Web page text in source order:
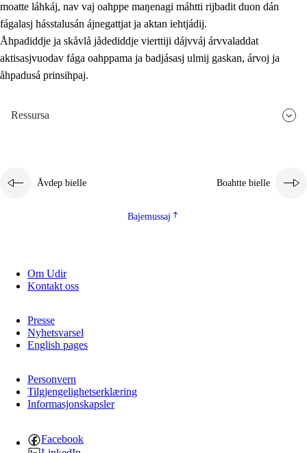
moatte láhkáj, nav vaj oahppe maŋenagi máhtti rijbadit duon dán
fágalasj hásstalusán ájnegattjat ja aktan iehtjádij.
Åhpadiddje ja skåvlå jådediddje vierttiji dájvváj árvvaladdat
aktisasjvuodav fága oahppama ja badjásasj ulmij gaskan, árvoj ja
åhpadusá prinsihpaj.
Ressursa
Åvdep bielle Boahtte bielle
Bajemussaj
Om Udir
Kontakt oss
Presse
Nyhetsvarsel
English pages
Personvern
Tilgjengelighetserklæring
Informasjonskapsler
Facebook